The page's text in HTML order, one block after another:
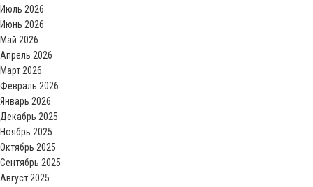
Июль 2026
Июнь 2026
Май 2026
Апрель 2026
Март 2026
Февраль 2026
Январь 2026
Декабрь 2025
Ноябрь 2025
Октябрь 2025
Сентябрь 2025
Август 2025